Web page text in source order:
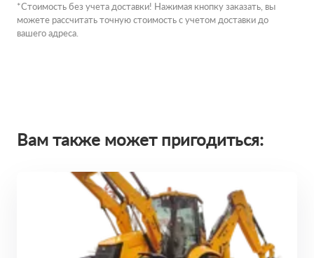
*Стоимость без учета доставки! Нажимая кнопку заказать, вы
можете рассчитать точную стоимость с учетом доставки до
вашего адреса.
Вам также может пригодиться: